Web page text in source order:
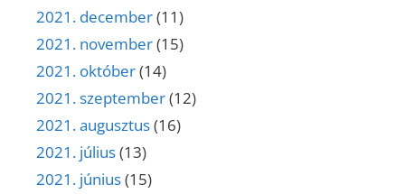
2021. december(11)
2021. november(15)
2021. október(14)
2021. szeptember(12)
2021. augusztus(16)
2021. július(13)
2021. június(15)